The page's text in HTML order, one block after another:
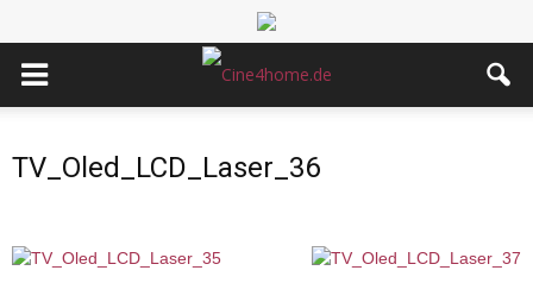
TV_Oled_LCD_Laser_36